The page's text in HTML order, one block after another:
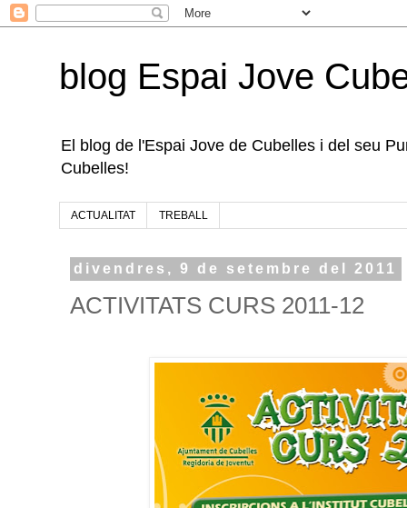
blog Espai Jove
El blog de l'Espai Jove de Cubelles i del seu
Cubelles!
ACTUALITAT TREBALL
divendres, 9 de setembre del 2011
ACTIVITATS CURS 2011-12